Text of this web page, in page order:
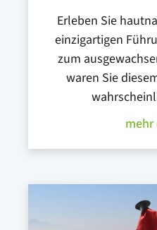
Erleben Sie
einzigartigen
zum
waren Sie
mehr